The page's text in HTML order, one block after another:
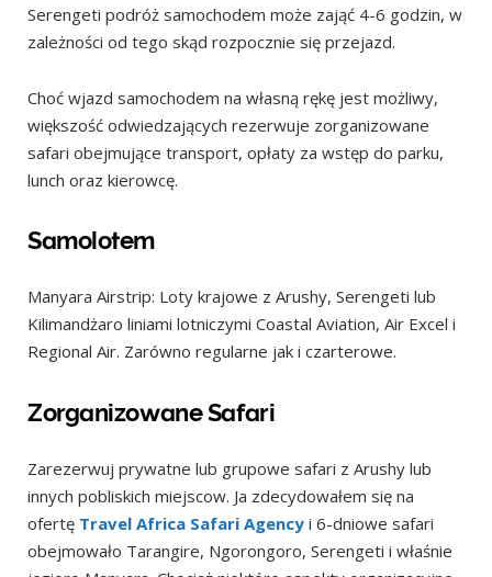
Serengeti podróż samochodem może zająć 4-6 godzin, w
zależności od tego skąd rozpocznie się przejazd.
Choć wjazd samochodem na własną rękę jest możliwy,
większość odwiedzających rezerwuje zorganizowane
safari obejmujące transport, opłaty za wstęp do parku,
lunch oraz kierowcę.
Samolotem
Manyara Airstrip: Loty krajowe z Arushy, Serengeti lub
Kilimandżaro liniami lotniczymi Coastal Aviation, Air Excel i
Regional Air. Zarówno regularne jak i czarterowe.
Zorganizowane Safari
Zarezerwuj prywatne lub grupowe safari z Arushy lub
innych pobliskich miejscow. Ja zdecydowałem się na
ofertę Travel Africa Safari Agency i 6-dniowe safari
obejmowało Tarangire, Ngorongoro, Serengeti i właśnie